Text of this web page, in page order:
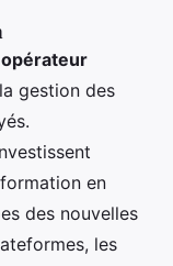
gestion des
en
des nouvelles
les